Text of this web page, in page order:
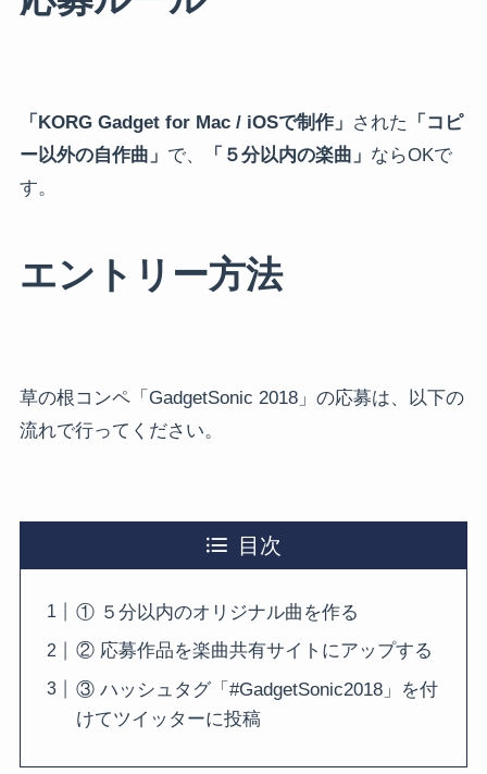
「KORG Gadget for Mac / iOSで制作」 された
「コピ
ー以外の自作曲」 で、 「５分以内の楽曲」 ならOKで
す。
エントリー方法
草の根コンペ「GadgetSonic 2018」の応募は、以下の
流れで行ってください。
目次
① ５分以内のオリジナル曲を作る
② 応募作品を楽曲共有サイトにアップする
③ ハッシュタグ「#GadgetSonic2018」を付
けてツイッターに投稿